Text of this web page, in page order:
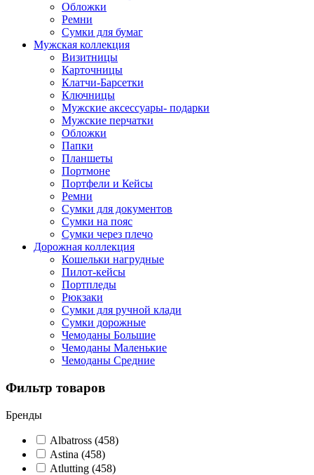
Обложки
Ремни
Сумки для бумаг
Мужская коллекция
Визитницы
Карточницы
Клатчи-Барсетки
Ключницы
Мужские аксессуары- подарки
Мужские перчатки
Обложки
Папки
Планшеты
Портмоне
Портфели и Кейсы
Ремни
Сумки для документов
Сумки на пояс
Сумки через плечо
Дорожная коллекция
Кошельки нагрудные
Пилот-кейсы
Портпледы
Рюкзаки
Сумки для ручной клади
Сумки дорожные
Чемоданы Большие
Чемоданы Маленькие
Чемоданы Средние
Фильтр товаров
Бренды
Albatross (458)
Astina (458)
Atlutting (458)